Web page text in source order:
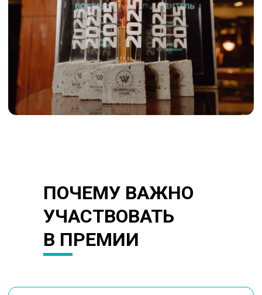
ПОЧЕМУ ВАЖНО
УЧАСТВОВАТЬ
В ПРЕМИИ